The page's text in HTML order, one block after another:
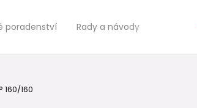
poradenství Rady a návody
160